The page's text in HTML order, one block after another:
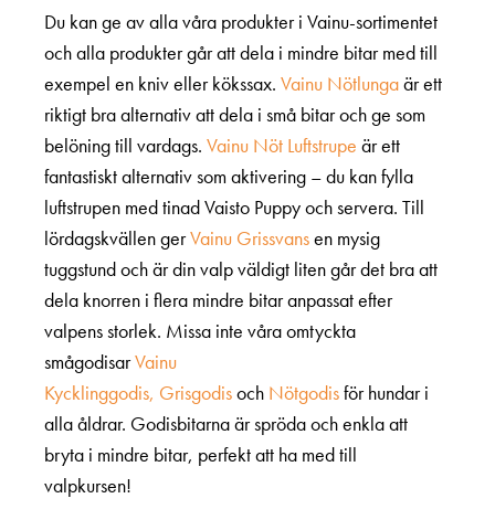
Du kan ge av alla våra produkter i Vainu-sortimentet
och alla produkter går att dela i mindre bitar med till
exempel en kniv eller kökssax. Vainu Nötlungaär ett
riktigt bra alternativ att dela i små bitar och ge som
belöning till vardags. Vainu Nöt Luftstrupe är ett
fantastiskt alternativ som aktivering – du kan fylla
luftstrupen med tinad Vaisto Puppy och servera. Till
lördagskvällen gerVainu Grissvansen mysig
tuggstund och är din valp väldigt liten går det bra att
dela knorren i flera mindre bitar anpassat efter
valpens storlek. Missa inte våra omtyckta
smågodisarVainu
Kycklinggodis, Grisgodisoch Nötgodisför hundar i
alla åldrar. Godisbitarna är spröda och enkla att
bryta i mindre bitar, perfekt att ha med till
valpkursen!